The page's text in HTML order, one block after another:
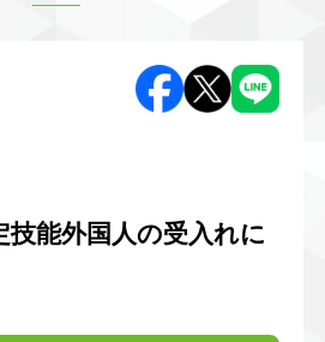
技能外国人の受入れに